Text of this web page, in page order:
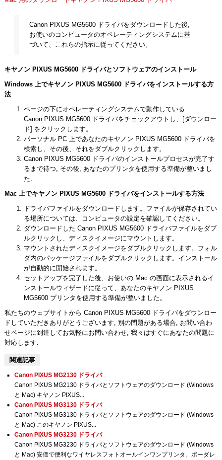
Canon PIXUS MG5600 ドライバをダウンロードした後,
お使いのコンピュータのオペレーティングシステムに基
づいて、これらの指示に従ってください。
キヤノン PIXUS MG5600 ドライバとソフトウェアのインストール
Windows 上でキヤノン PIXUS MG5600 ドライバをインストールする方
法
ページの下にオペレーティングシステムで動作している
Canon PIXUS MG5600 ドライバをチェックアウトし、[ダウンロー
ド] をクリックします。
パーソナル PC 上であなたのキヤノン PIXUS MG5600 ドライバを
検索し、その後、それをダブルクリックします。
Canon PIXUS MG5600 ドライバのインストールプロセスが完了す
るまで待つ, その後, あなたのプリンタを使用する準備が整いまし
た.
Mac 上でキヤノン PIXUS MG5600 ドライバをインストールする方法
ドライバファイルをダウンロードします。ファイルが保存されてい
る場所については、コンピュータの設定を確認してください。
ダウンロードした Canon PIXUS MG5600 ドライバファイルをダブ
ルクリックし、ディスクイメージにマウントします。
マウントされたディスクイメージをダブルクリックします。フォル
ダ内のパッケージファイルをダブルクリックします。インストール
が自動的に開始されます。
セットアップを完了した後、お使いの Mac の画面に表示されるイ
ンストールウィザードに従って、あなたのキヤノン PIXUS
MG5600 プリンタを使用する準備が整いました。
私たちのウェブサイトから Canon PIXUS MG5600 ドライバをダウンロー
ドしていただきありがとうございます, 別の問題がある場合, お問い合わ
せページに到達してお気軽にお問い合わせ, 我々はすぐにあなたの問題に
対応します.
関連記事
Canon PIXUS MG2130 ドライバ
Canon PIXUS MG2130 ドライバとソフトウェアのダウンロード (Windows
と Mac) キヤノン PIXUS...
Canon PIXUS MG3130 ドライバ
Canon PIXUS MG3130 ドライバとソフトウェアのダウンロード (Windows
と Mac) このキヤノン PIXUS...
Canon PIXUS MG3230 ドライバ
Canon PIXUS MG3230 ドライバとソフトウェアのダウンロード (Windows
と Mac) 安価で便利なワイヤレスフォトオールインワンプリンタ。ボーダレ